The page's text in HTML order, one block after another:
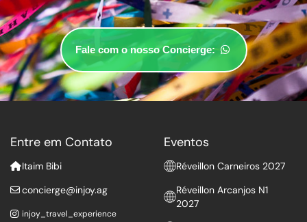
Fale com o nosso Concierge:
Entre em Contato
Itaim Bibi
concierge@injoy.ag
injoy_travel_experience
Eventos
Réveillon Carneiros 2027
Réveillon Arcanjos N1
2027